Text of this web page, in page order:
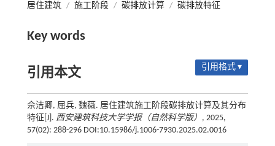
居住建筑 / 施工阶段 / 碳排放计算 / 碳排放特征
Key words
引用本文 引用格式 ▾
佘洁卿, 屈兵, 魏薇. 居住建筑施工阶段碳排放计算及其分布
特征[J]. 西安建筑科技大学学报（自然科学版） , 2025,
57(02): 288-296 DOI:10.15986/j.1006-7930.2025.02.0016